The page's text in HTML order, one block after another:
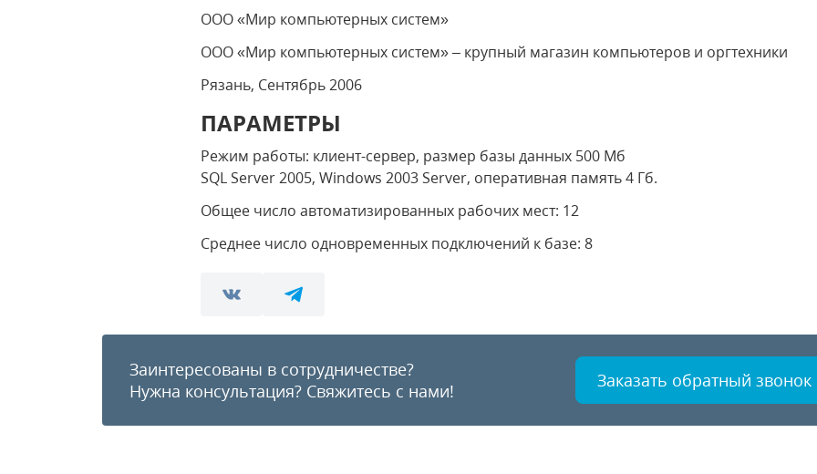
ООО «Мир компьютерных систем»
ООО «Мир компьютерных систем» – крупный магазин компьютеров и оргтехники
Рязань, Сентябрь 2006
ПАРАМЕТРЫ
Режим работы: клиент-сервер, размер базы данных 500 Мб
SQL Server 2005, Windows 2003 Server, оперативная память 4 Гб.
Общее число автоматизированных рабочих мест: 12
Среднее число одновременных подключений к базе: 8
Заинтересованы в сотрудничестве?
Нужна консультация? Свяжитесь с нами! Заказать обратный звонок